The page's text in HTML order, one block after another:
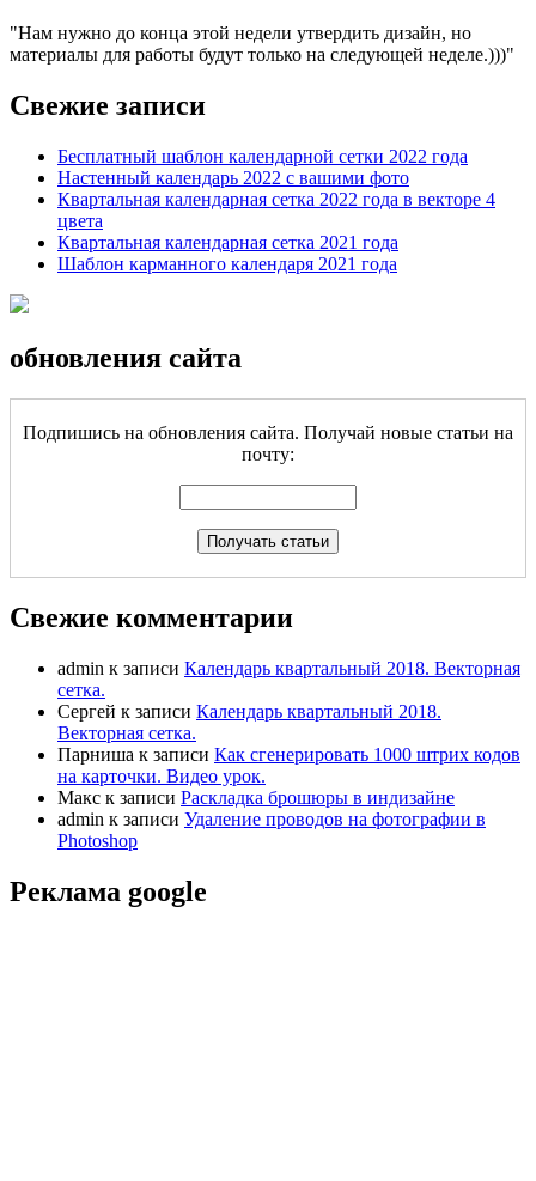
Нам нужно до конца этой недели утвердить дизайн, но
материалы для работы будут только на следующей неделе.)))
Свежие записи
Бесплатный шаблон календарной сетки 2022 года
Настенный календарь 2022 с вашими фото
Квартальная календарная сетка 2022 года в векторе 4
цвета
Квартальная календарная сетка 2021 года
Шаблон карманного календаря 2021 года
обновления сайта
Подпишись на обновления сайта. Получай новые статьи на
почту:
Свежие комментарии
admin к записи Календарь квартальный 2018. Векторная
сетка.
Сергей к записи Календарь квартальный 2018.
Векторная сетка.
Парниша к записи Как сгенерировать 1000 штрих кодов
на карточки. Видео урок.
Макс к записи Раскладка брошюры в индизайне
admin к записи Удаление проводов на фотографии в
Photoshop
Реклама google